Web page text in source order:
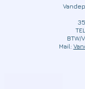
BTW/
Mail: